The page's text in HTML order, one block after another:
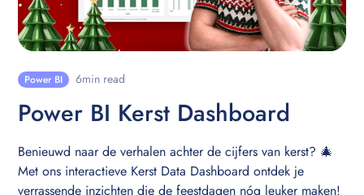
Power BI 6min read
Power BI Kerst Dashboard
Benieuwd naar de verhalen achter de cijfers van kerst? 🎄
Met ons interactieve Kerst Data Dashboard ontdek je
verrassende inzichten die de feestdagen nóg leuker maken!